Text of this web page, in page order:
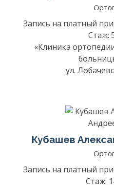
Запись на платный
Стаж:
«Клиника
ул.
Кубашев
Запись на платный
Стаж: